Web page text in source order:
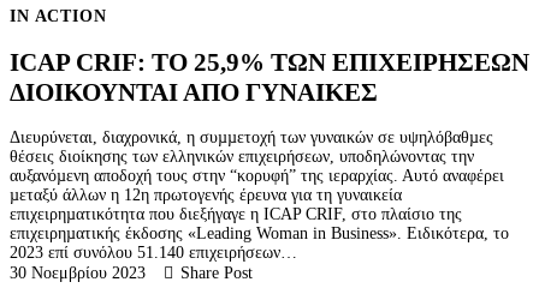
IN ACTION
ICAP CRIF: ΤΟ 25,9% ΤΩΝ ΕΠΙΧΕΙΡΗΣΕΩΝ
ΔΙΟΙΚΟΥΝΤΑΙ ΑΠΟ ΓΥΝΑΙΚΕΣ
Διευρύνεται, διαχρονικά, η συµµετοχή των γυναικών σε υψηλόβαθµες
θέσεις διοίκησης των ελληνικών επιχειρήσεων, υποδηλώνοντας την
αυξανόµενη αποδοχή τους στην “κορυφή” της ιεραρχίας. Αυτό αναφέρει
µεταξύ άλλων η 12η πρωτογενής έρευνα για τη γυναικεία
επιχειρηµατικότητα που διεξήγαγε η ICAP CRIF, στο πλαίσιο της
επιχειρηµατικής έκδοσης «Leading Woman in Business». Ειδικότερα, το
2023 επί συνόλου 51.140 επιχειρήσεων…
30 Νοεμβρίου 2023
Share Post